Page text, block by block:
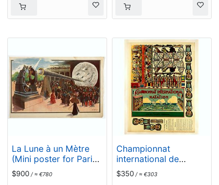
La Lune à un Mètre
(Mini poster for Paris
Exposition
Universelle)
$900 / ≈ €780
Championnat
international de
natation.
$350 / ≈ €303